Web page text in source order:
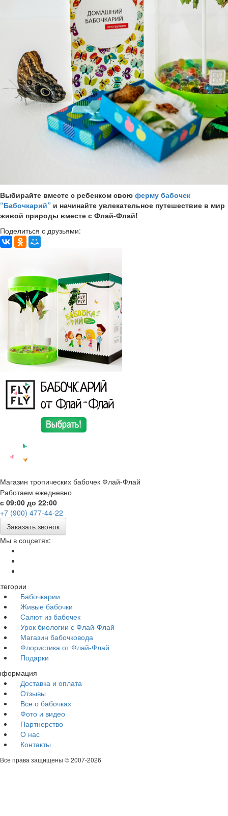
Выбирайте вместе с ребенком свою ферму бабочек
“Бабочкарий” и начинайте увлекательное путешествие в мир
живой природы вместе с Флай-Флай!
Поделиться с друзьями:
Магазин тропических бабочек Флай-Флай
Работаем ежедневно
с 09:00 до 22:00
+7 (900) 477-44-22
Заказать звонок
Мы в соцсетях:
Бабочкарии
Живые бабочки
Салют из бабочек
Урок биологии с Флай-Флай
Магазин бабочковода
Флористика от Флай-Флай
Подарки
Доставка и оплата
Отзывы
Все о бабочках
Фото и видео
Партнерство
О нас
Контакты
Все права защищены © 2007-2026